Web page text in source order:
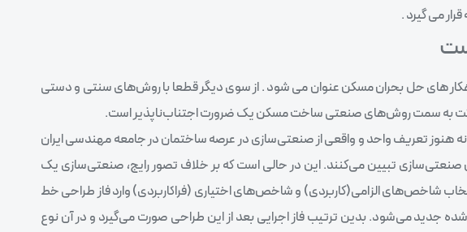
می‌ گیرد .
های حل بحران مسکن عنوان می‌ شود . از سوی دیگر قطعا با روش‌های سنتی و دستی
به سمت روش‌های صنعتی ساخت مسکن یک ضرورت اجتناب‌ناپذیر است.
تعریف واحد و واقعی از صنعتی‌سازی در عرصه ساختمان در جامعه مهندسی ایران
صنعتی‌سازی تبیین می‌کنند. این در حالی است که بر خلاف تصور رایج، صنعتی‌سازی یک
شاخص‌های الزامی‌(کاربردی) و شاخص‌های اختیاری (فراکاربردی) وارد فاز طراحی خط
جدید می‌شود. بدین ترتیب فاز اجرایی بعد از این طراحی صورت می‌گیرد و در آن نوع